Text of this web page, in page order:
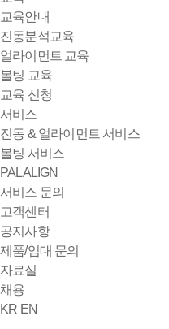
교육안내
진동분석교육
얼라이먼트 교육
볼팅 교육
교육 신청
서비스
진동 & 얼라이먼트 서비스
볼팅 서비스
PALALIGN
서비스 문의
고객센터
공지사항
제품/임대 문의
자료실
채용
KR EN